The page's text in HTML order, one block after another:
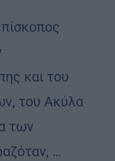
και του
του Ακύλα
των
…